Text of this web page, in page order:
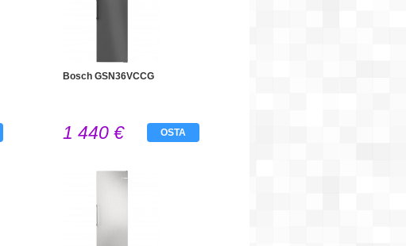
Bosch GSN36VCCG
1 440 € OSTA